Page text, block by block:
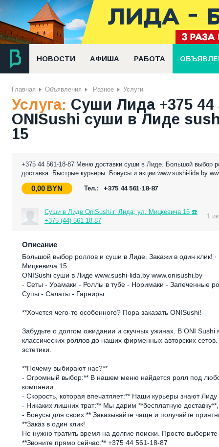
НОВОСТИ АФИША РАБОТА
Главная Объявления Разное Услуги
Услуга: Суши Лида +375 44
ONISushi суши в Лиде
15
+375 44 561-18-87 Меню доставки суши в Лиде. Большой выбор
доставка. Быстрые курьеры. Бонусы и акции www.sushi-lida.by
0,00 BYN Тел.: +375 44 561-18-87
Суши в Лиде OniSushi г. Лида, ул. Мицкевича 15 ☎️
+375 (44) 561-18-87
1
Описание
Большой выбор роллов и суши в Лиде. Закажи в один клик!
Мицкевича 15
ONISushi суши в Лиде www.sushi-lida.by www.onisushi.by
- Сеты - Урамаки - Роллы в тубе - Норимаки - Запеченные
Супы - Салаты - Гарниры
**Хочется чего-то особенного? Пора заказать ONISushi!
Забудьте о долгом ожидании и скучных ужинах. В ONI
классических роллов до наших фирменных авторских
эстетики.
**Почему выбирают нас?**
- Огромный выбор:** В нашем меню найдется ролл под
компании.
- Скорость, которая впечатляет:** Наши курьеры знают
- Никаких лишних трат:** Мы дарим **бесплатную
- Бонусы для своих:** Заказывайте чаще и получайте
**Заказ в один клик!
Не нужно тратить время на долгие поиски. Просто
**Звоните прямо сейчас:** +375 44 561-18-87